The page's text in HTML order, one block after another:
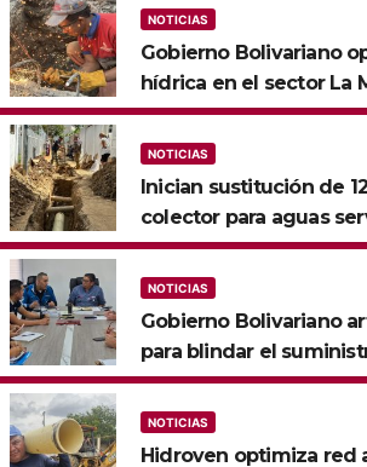
NOTICIAS
Gobierno Bolivariano
hídrica en el sector La
NOTICIAS
Inician sustitución de
colector para aguas
NOTICIAS
Gobierno Bolivariano
para blindar el
electricidad en Falcón
NOTICIAS
Hidroven optimiza red